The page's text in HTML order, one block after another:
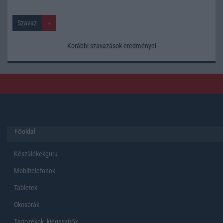
Korábbi szavazások eredményei
Főoldal
Készülékekguru
Mobiltelefonok
Tabletek
Okosórák